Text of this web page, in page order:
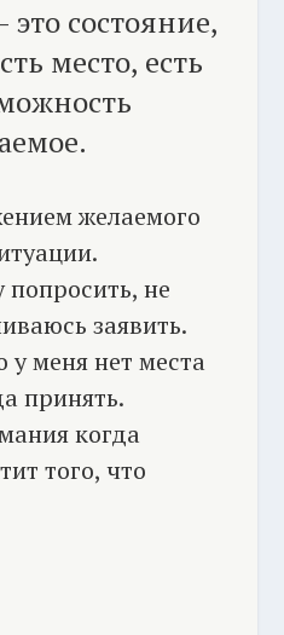
состояние,
место, есть
желаемого
попросить, не
заявить.
у меня нет места
принять.
когда
того, что